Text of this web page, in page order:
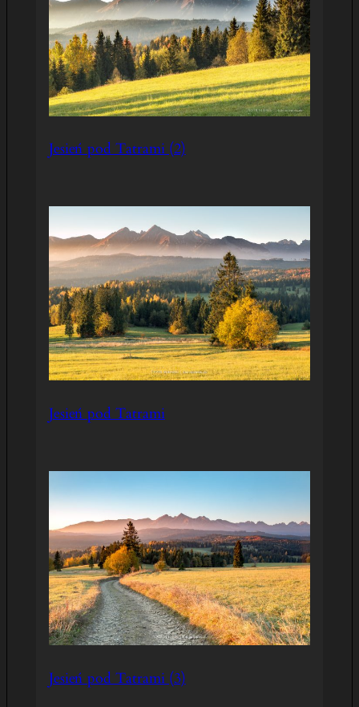
Jesień pod Tatrami (2)
Jesień pod Tatrami
Jesień pod Tatrami (3)